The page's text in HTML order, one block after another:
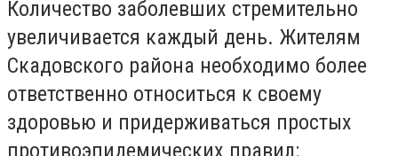
Количество заболевших стремительно
увеличивается каждый день. Жителям
Скадовского района необходимо более
ответственно относиться к своему
здоровью и придерживаться простых
противоэпидемических правил: